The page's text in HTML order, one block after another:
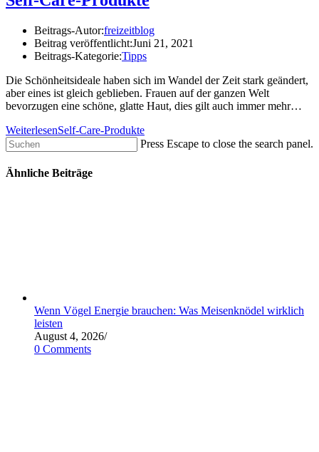
Beitrags-Autor:freizeitblog
Beitrag veröffentlicht:Juni 21, 2021
Beitrags-Kategorie:Tipps
Die Schönheitsideale haben sich im Wandel der Zeit stark geändert,
aber eines ist gleich geblieben. Frauen auf der ganzen Welt
bevorzugen eine schöne, glatte Haut, dies gilt auch immer mehr…
WeiterlesenSelf-Care-Produkte
Press Escape to close the search panel.
Ähnliche Beiträge
Wenn Vögel Energie brauchen: Was Meisenknödel wirklich
leisten
August 4, 2026/
0 Comments